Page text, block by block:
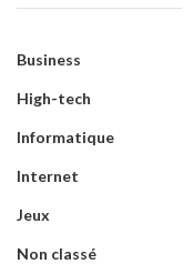
Business
High-tech
Informatique
Internet
Jeux
Non classé